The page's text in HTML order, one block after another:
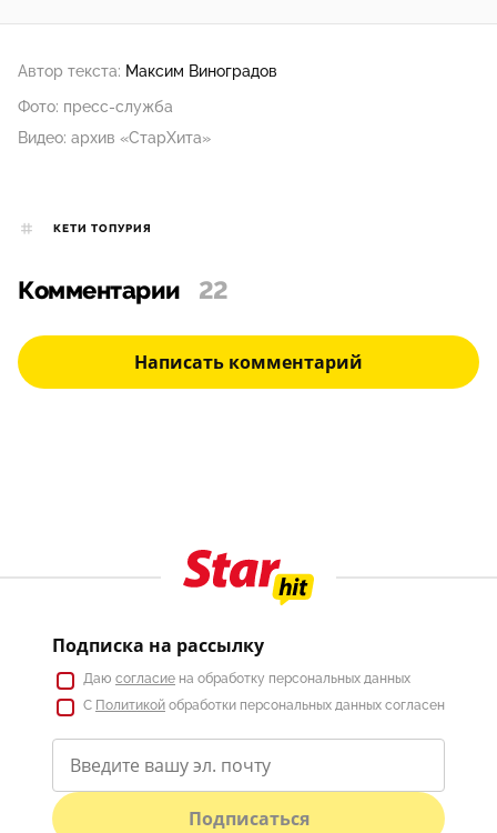
Автор текста: Максим Виноградов
Фото: пресс-служба
Видео: архив «СтарХита»
КЕТИ ТОПУРИЯ
Комментарии 22
Написать комментарий
Подписка на рассылку
Даю согласие на обработку персональных данных
С Политикой обработки персональных данных согласен
Подписаться